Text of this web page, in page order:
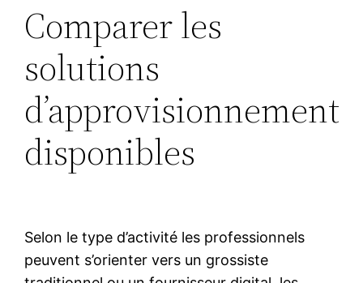
Comparer les
solutions
d’approvisionnement
disponibles
Selon le type d’activité les professionnels
peuvent s’orienter vers un grossiste